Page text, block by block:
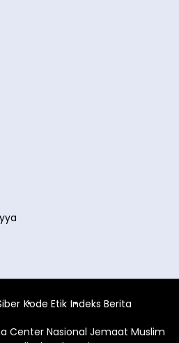
Kode Etik Indeks Berita
Center Nasional Jemaat Muslim